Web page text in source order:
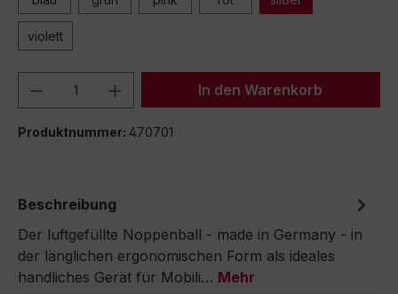
violett
Produkt Anzahl: Gib denIn den Warenkorb
Produktnummer: 470701
Beschreibung
Der luftgefüllte Noppenball - made in Germany - in
der länglichen ergonomischen Form als ideales
handliches Gerät für Mobili… Mehr